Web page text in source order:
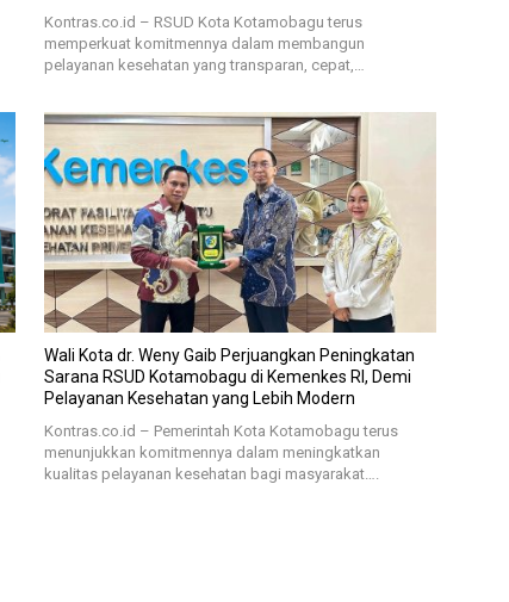
Kontras.co.id – RSUD Kota Kotamobagu terus
memperkuat komitmennya dalam membangun
pelayanan kesehatan yang transparan, cepat,…
Wali Kota dr. Weny Gaib Perjuangkan Peningkatan
Sarana RSUD Kotamobagu di Kemenkes RI, Demi
Pelayanan Kesehatan yang Lebih Modern
Kontras.co.id – Pemerintah Kota Kotamobagu terus
menunjukkan komitmennya dalam meningkatkan
kualitas pelayanan kesehatan bagi masyarakat….